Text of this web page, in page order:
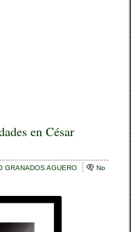
en César
GRANADOS AGUERO
No